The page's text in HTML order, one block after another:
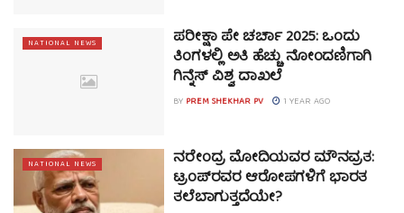
NATIONAL NEWS ಪರೀಕ್ಷಾ ಪೇ ಚರ್ಚಾ 2025: ಒಂದು
ತಿಂಗಳಲ್ಲಿ ಅತಿ ಹೆಚ್ಚು ನೋಂದಣಿಗಾಗಿ
ಗಿನ್ನೆಸ್‌ ವಿಶ್ವ ದಾಖಲೆ
BY PREM SHEKHAR PV 1 YEAR AGO
NATIONAL NEWS ನರೇಂದ್ರ ಮೋದಿಯವರ ಮೌನವ್ರತ:
ಟ್ರಂಪ್‌ರವರ ಆರೋಪಗಳಿಗೆ ಭಾರತ
ತಲೆಬಾಗುತ್ತದೆಯೇ?